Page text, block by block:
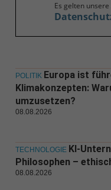
Es gelten unsere
POLITIK Europa ist
Klimakonzepten:
umzusetzen?
08.08.2026
TECHNOLOGIE KI-
Philosophen –
08.08.2026